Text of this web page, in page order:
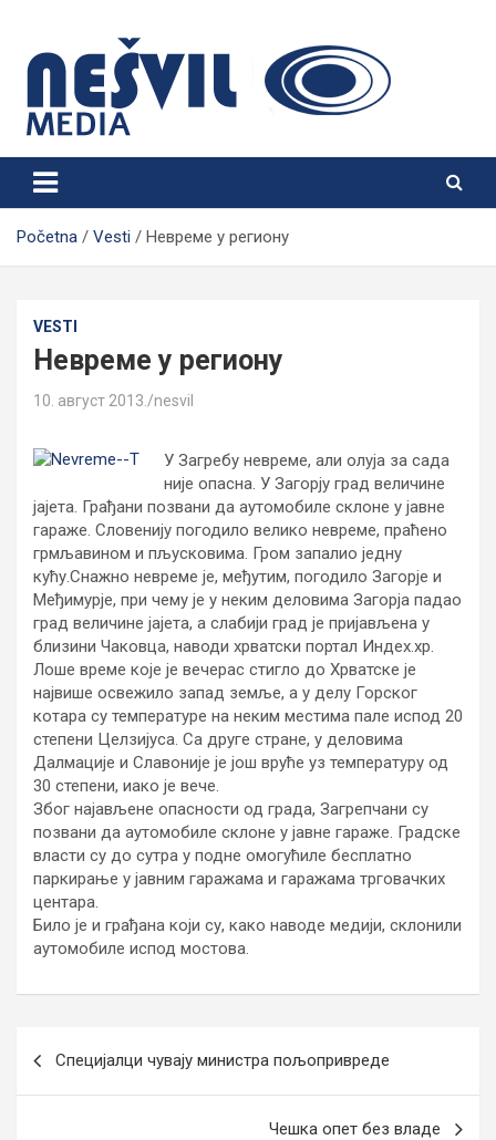
content
Nešvil Media Bogatić
Početna Vesti Невреме у региону
VESTI
Невреме у региону
10. август 2013. nesvil
У Загребу невреме, али олуја за сада
није опасна. У Загорју град величине
јајета. Грађани позвани да аутомобиле склоне у јавне
гараже. Словенију погодило велико невреме, праћено
грмљавином и пљусковима. Гром запалио једну
кућу.Снажно невреме је, међутим, погодило Загорје и
Међимурје, при чему је у неким деловима Загорја падао
град величине јајета, а слабији град је пријављена у
близини Чаковца, наводи хрватски портал Индеx.хр.
Лоше време које је вечерас стигло до Хрватске је
највише освежило запад земље, а у делу Горског
котара су температуре на неким местима пале испод 20
степени Целзијуса. Са друге стране, у деловима
Далмације и Славоније је још вруће уз температуру од
30 степени, иако је вече.
Због најављене опасности од града, Загрепчани су
позвани да аутомобиле склоне у јавне гараже. Градске
власти су до сутра у подне омогућиле бесплатно
паркирање у јавним гаражама и гаражама трговачких
центара.
Било је и грађана који су, како наводе медији, склонили
аутомобиле испод мостова.
чланка
Специјалци чувају министра пољопривреде
Чешка опет без владе